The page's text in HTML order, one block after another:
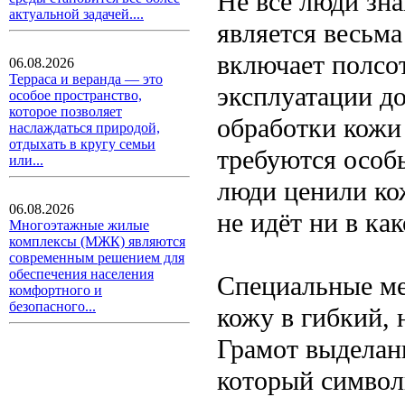
актуальной задачей....
06.08.2026
Терраса и веранда — это
особое пространство,
которое позволяет
наслаждаться природой,
отдыхать в кругу семьи
или...
06.08.2026
Многоэтажные жилые
комплексы (МЖК) являются
современным решением для
обеспечения населения
комфортного и
безопасного...
является
включает
эксплуатации
обработки
требуются
люди ценили
не идёт ни в
Специальные
кожу в гибкий,
Грамот
который